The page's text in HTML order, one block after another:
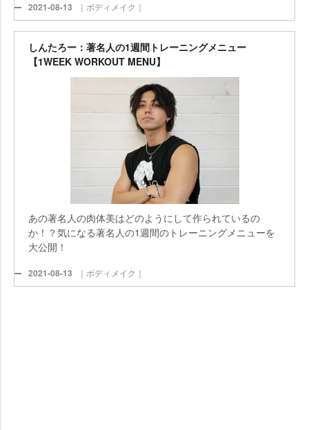
2021-08-13 ｜ボディメイク｜
しんたろー：著名人の1週間トレーニングメニュー
【1WEEK WORKOUT MENU】
あの著名人の肉体美はどのようにして作られているの
か！？気になる著名人の1週間のトレーニングメニューを
大公開！
2021-08-13 ｜ボディメイク｜